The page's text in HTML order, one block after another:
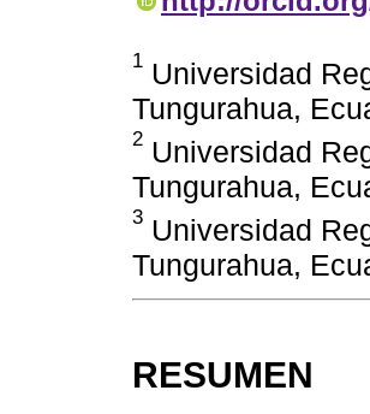
1 Universidad
Tungurahua,
2 Universidad
Tungurahua,
3 Universidad
Tungurahua,
RESUMEN